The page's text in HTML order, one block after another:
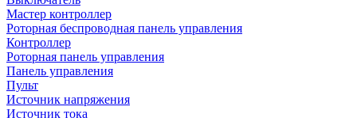
Мастер контроллер
Роторная беспроводная панель управления
Контроллер
Роторная панель управления
Панель управления
Пульт
Источник напряжения
Источник тока